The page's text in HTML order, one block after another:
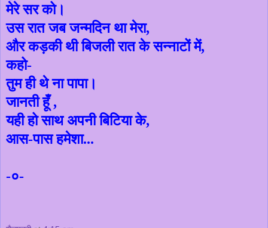
मेरे सर को।
उस रात जब जन्मदिन था मेरा,
और कड़की थी बिजली रात के सन्नाटों में,
कहो-
तुम ही थे ना पापा।
जानती हूँ ,
यही हो साथ अपनी बिटिया के,
आस-पास हमेशा...
-०-